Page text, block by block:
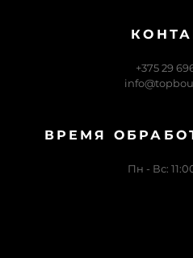
+375 29
ВРЕМЯ
Пн - Вс: